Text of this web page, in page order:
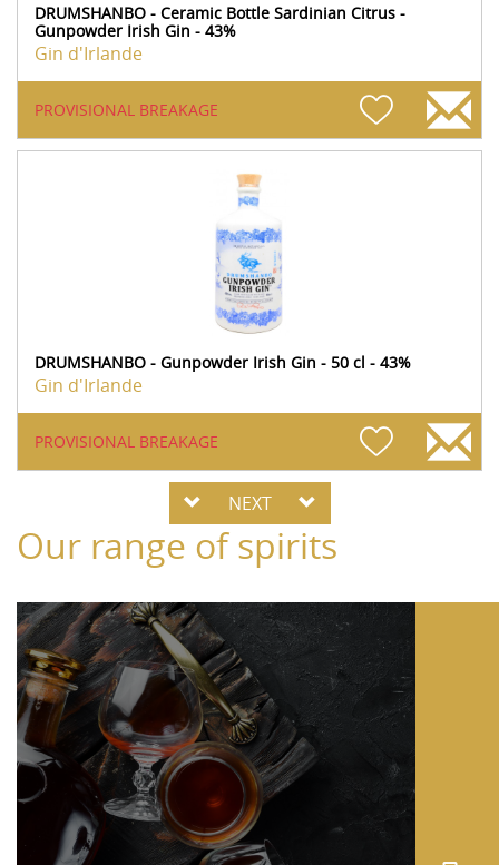
DRUMSHANBO - Ceramic Bottle Sardinian Citrus -
Gunpowder Irish Gin - 43%
Gin d'Irlande
PROVISIONAL BREAKAGE
DRUMSHANBO - Gunpowder Irish Gin - 50 cl - 43%
Gin d'Irlande
PROVISIONAL BREAKAGE
NEXT
Our range of spirits